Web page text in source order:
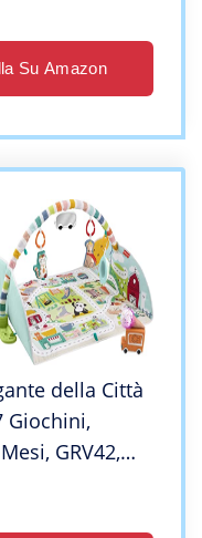
Su Amazon
della Città
Giochini,
GRV42,
Amazon